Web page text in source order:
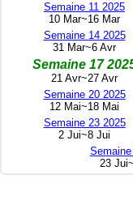
Semaine 11 2025
10 Mar~16 Mar
Semaine 14 2025
31 Mar~6 Avr
Semaine 17
21 Avr~27 Avr
Semaine 20 2025
12 Mai~18 Mai
Semaine 23 2025
2 Jui~8 Jui
23